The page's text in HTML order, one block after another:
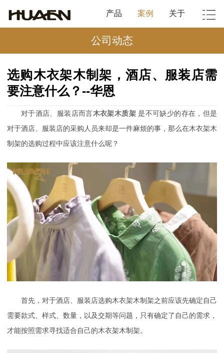
产品 案例 关于
公司动态
选购木衣架木制架，酒店、服装店需
要注意什么？--华恩
对于酒店、服装店而言木衣架木质架 是不可缺少的存在，但是
对于酒店、服装店的采购人员来却是一件麻烦的事，那么在木衣架木
制架的选购过程中应该注意什么呢？
首先，对于酒店、服装店选购木衣架木制架之前应该先确定自己
需要款式、样式、数量，以及交期等问题，只有确定了自己的需求，
才能按照需求寻找适合自己的木衣架木制架。